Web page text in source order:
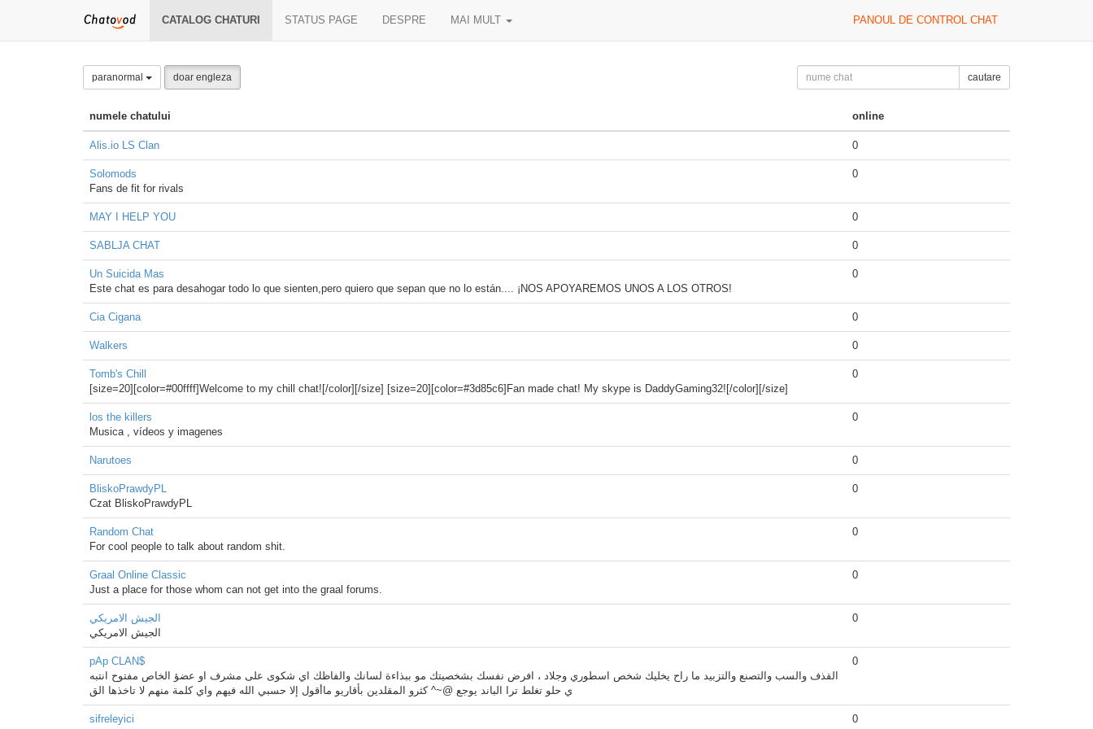
CATALOG CHATURI STATUS PAGE DESPRE MAI MULT PANOUL DE CONTROL CHAT
paranormal doar engleza cautare
numele chatului online
Alis.io LS Clan 0
Solomods
Fans de fit for rivals
0
MAY I HELP YOU 0
SABLJA CHAT 0
Un Suicida Mas
Este chat es para desahogar todo lo que sienten,pero quiero que sepan que no lo están.... ¡NOS APOYAREMOS UNOS A LOS OTROS!
0
Cia Cigana 0
Walkers 0
Tomb's Chill
[size=20][color=#00ffff]Welcome to my chill chat![/color][/size] [size=20][color=#3d85c6]Fan made chat! My skype is DaddyGaming32![/color][/size]
0
los the killers
Musica , vídeos y imagenes
0
Narutoes 0
BliskoPrawdyPL
Czat BliskoPrawdyPL
0
Random Chat
For cool people to talk about random shit.
0
Graal Online Classic
Just a place for those whom can not get into the graal forums.
0
الجيش الامريكي
الجيش الامريكي
0
pAp CLAN$
القذف والسب والتصنع والتزبيد ما راح يخليك شخص اسطوري وجلاد ، افرض نفسك بشخصيتك مو ببذاءة لسانك والفاظك اي شكوى على مشرف او عضؤ الخاص مفتوح انتبه
ي حلو تغلط ترا الباند يوجع @~^ كثرو المقلدين بأقاريو ماأقول إلا حسبي الله فيهم واي كلمة منهم لا تاخذها الق
0
sifreleyici
0